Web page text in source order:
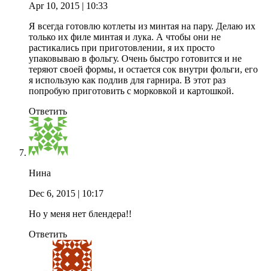
Apr 10, 2015 | 10:33
Я всегда готовлю котлеты из минтая на пару. Делаю их
только их филе минтая и лука. А чтобы они не
растикались при приготовлении, я их просто
упаковываю в фольгу. Очень быстро готовится и не
теряют своей формы, и остается сок внутри фольги, его
я использую как подлив для гарнира. В этот раз
попробую приготовить с морковкой и картошкой.
Ответить
Нина
Dec 6, 2015 | 10:17
Но у меня нет блендера!!
Ответить